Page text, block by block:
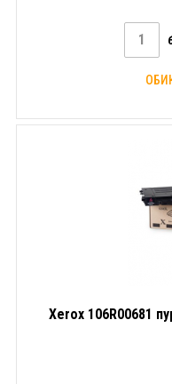
Xerox 106R00681